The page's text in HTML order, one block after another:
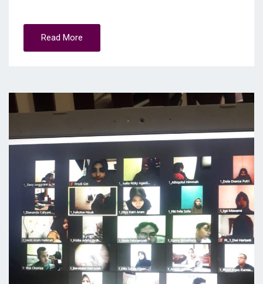
Read More